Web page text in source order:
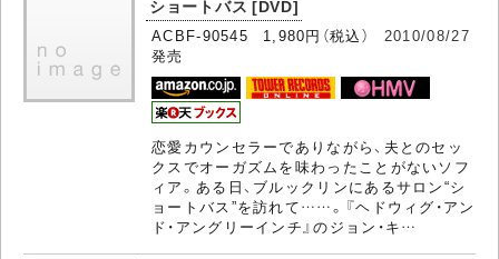
ショートバス [DVD]
ACBF-90545 1,980円（税込） 2010/08/27
発売
恋愛カウンセラーでありながら、夫とのセッ
クスでオーガズムを味わったことがないソフ
ィア。ある日、ブルックリンにあるサロン“シ
ョートバス”を訪れて……。『ヘドウィグ・アン
ド・アングリーインチ』のジョン・キ…